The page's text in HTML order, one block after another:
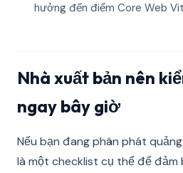
hưởng đến điểm Core Web
Nhà xuất bản nên
ngay bây giờ
Nếu bạn đang phân phát
là một checklist cụ thể để đảm